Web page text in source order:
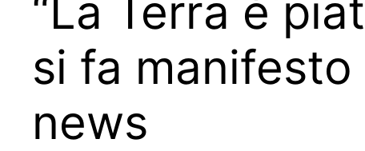
“La Terra è
si fa
news